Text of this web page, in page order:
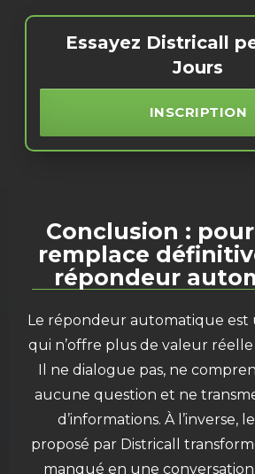
Essayez Districall
Jours
INSCRIPTION
Conclusion :
remplace
répondeur
Le répondeur automatique est
qui n’offre plus de valeur
Il ne dialogue pas, ne
aucune question et ne
d’informations. À l’inverse,
proposé par Districall
manqué en une